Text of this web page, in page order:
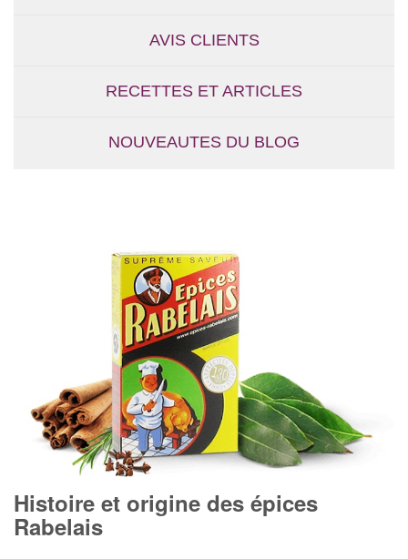
AVIS CLIENTS
RECETTES ET ARTICLES
NOUVEAUTES DU BLOG
Histoire et origine des épices
Rabelais